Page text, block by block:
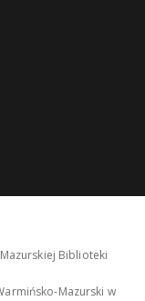
Biblioteki
Mazurski w